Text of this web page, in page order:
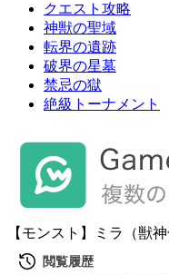
クエスト攻略
神獣の聖域
転界の遺跡
破界の星墓
禁忌の獄
絶級トーナメント
【モンスト】ミラ（獣